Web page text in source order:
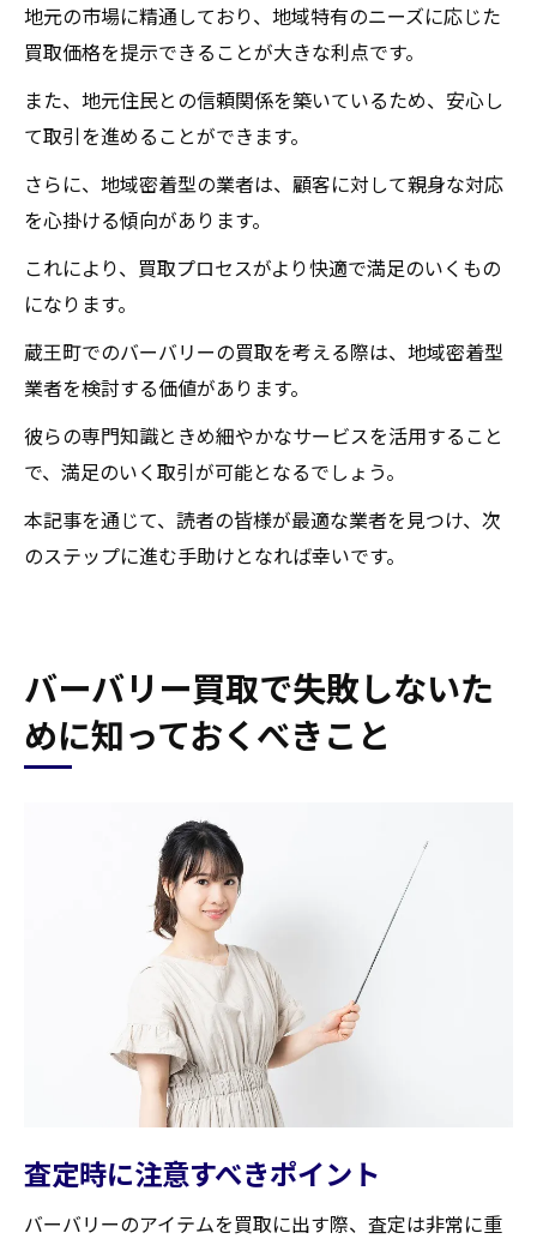
地元の市場に精通しており、地域特有のニーズに応じた
買取価格を提示できることが大きな利点です。
また、地元住民との信頼関係を築いているため、安心し
て取引を進めることができます。
さらに、地域密着型の業者は、顧客に対して親身な対応
を心掛ける傾向があります。
これにより、買取プロセスがより快適で満足のいくもの
になります。
蔵王町でのバーバリーの買取を考える際は、地域密着型
業者を検討する価値があります。
彼らの専門知識ときめ細やかなサービスを活用すること
で、満足のいく取引が可能となるでしょう。
本記事を通じて、読者の皆様が最適な業者を見つけ、次
のステップに進む手助けとなれば幸いです。
バーバリー買取で失敗しないた
めに知っておくべきこと
査定時に注意すべきポイント
バーバリーのアイテムを買取に出す際、査定は非常に重